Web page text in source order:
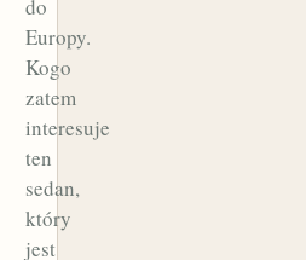
do
Europy.
Kogo
zatem
interesuje
ten
sedan,
który
jest